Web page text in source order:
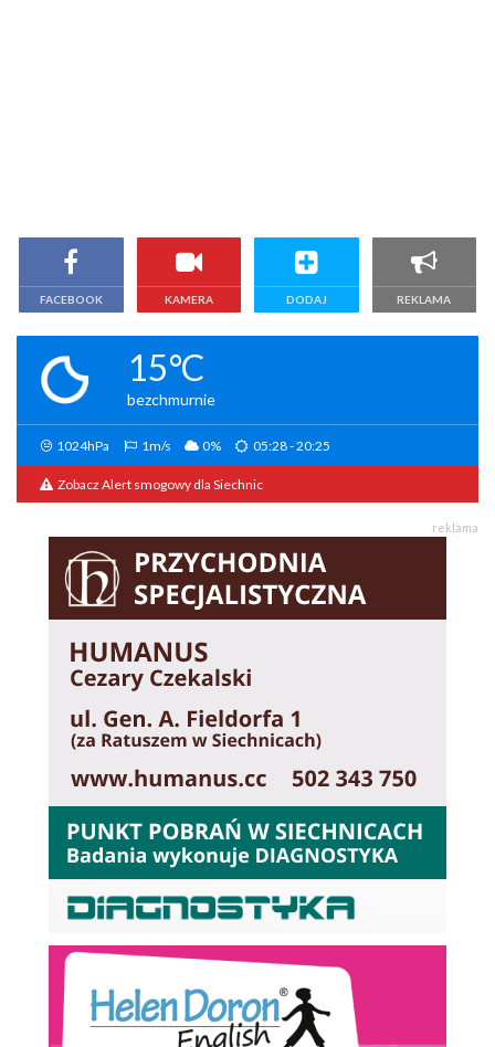
FACEBOOK KAMERA DODAJ REKLAMA
15°C
bezchmurnie
1024hPa 1m/s 0% 05:28 - 20:25
Zobacz Alert smogowy dla Siechnic
reklama